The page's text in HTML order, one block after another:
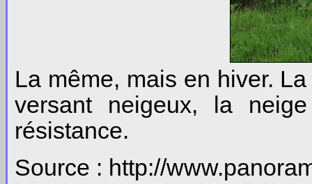
La même, mais en hiver.
versant neigeux, la
résistance.
Source : http://